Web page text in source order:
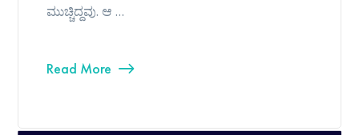
ಮುಚ್ಚಿದ್ದವು. ಆ …
Read More